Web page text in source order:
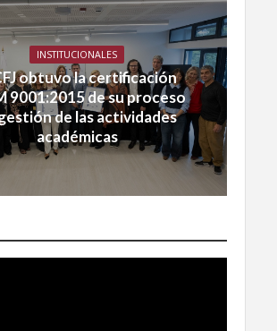
INSTITUCIONALES
obtuvo la certificación
9001:2015 de su proceso
de las actividades
académicas